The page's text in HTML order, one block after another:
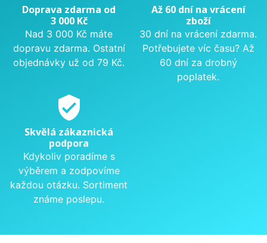
Doprava zdarma od
3 000 Kč
Nad 3 000 Kč máte
dopravu zdarma. Ostatní
objednávky už od 79 Kč.
Až 60 dní na vrácení
zboží
30 dní na vrácení zdarma.
Potřebujete víc času? Až
60 dní za drobný
poplatek.
verified_user
Skvělá zákaznická
podpora
Kdykoliv poradíme s
výběrem a zodpovíme
každou otázku. Sortiment
známe poslepu.